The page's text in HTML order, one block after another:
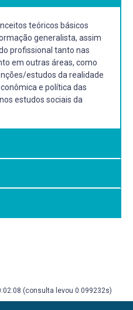
teóricos básicos
generalista, assim
profissional tanto nas
em outras áreas, como
estudos da realidade
e política das
estudos sociais da
do farmacêutico
profissional a partir de
(consulta levou 0.099232s)